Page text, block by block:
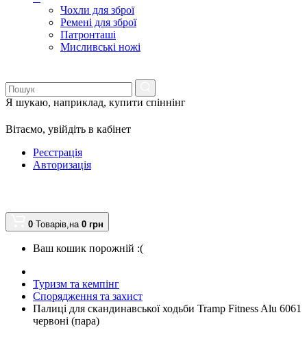
Чохли для зброї
Ремені для зброї
Патронташі
Мисливські ножі
Я шукаю, наприклад, купити спіннінг
Вітаємо, увійдіть в кабінет
Реєстрація
Авторизація
0 Товарів,на 0 грн
Ваш кошик порожній :(
Туризм та кемпінг
Спорядження та захист
Палиці для скандинавської ходьби Tramp Fitness Alu 6061
червоні (пара)